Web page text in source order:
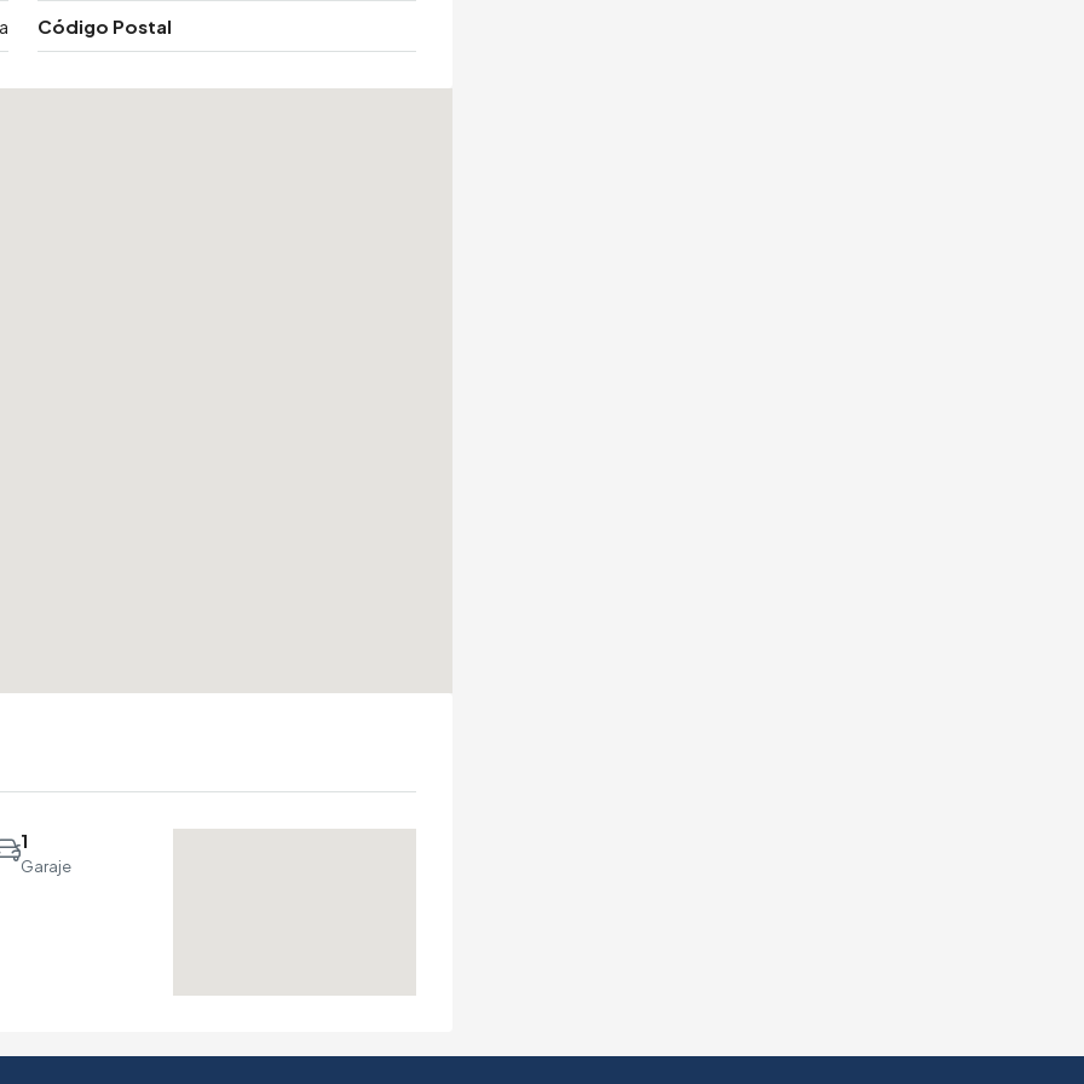
Código Postal
1
Garaje